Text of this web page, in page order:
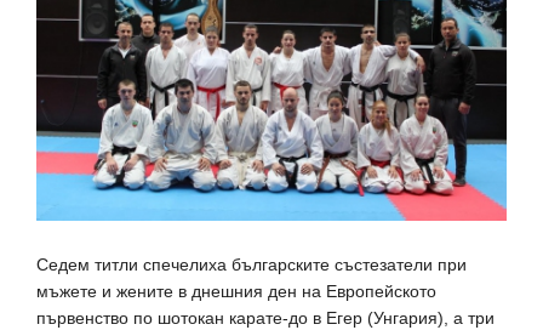
Седем титли спечелиха българските състезатели при
мъжете и жените в днешния ден на Европейското
първенство по шотокан карате-до в Егер (Унгария), а три